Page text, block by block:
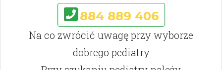
884 889 406
Na co zwrócić uwagę przy wyborze
dobrego pediatry